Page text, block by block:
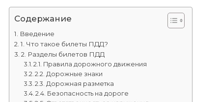
Содержание
Введение
1. Что такое билеты ПДД?
2. Разделы билетов ПДД
2.1. Правила дорожного движения
2.2. Дорожные знаки
2.3. Дорожная разметка
2.4. Безопасность на дороге